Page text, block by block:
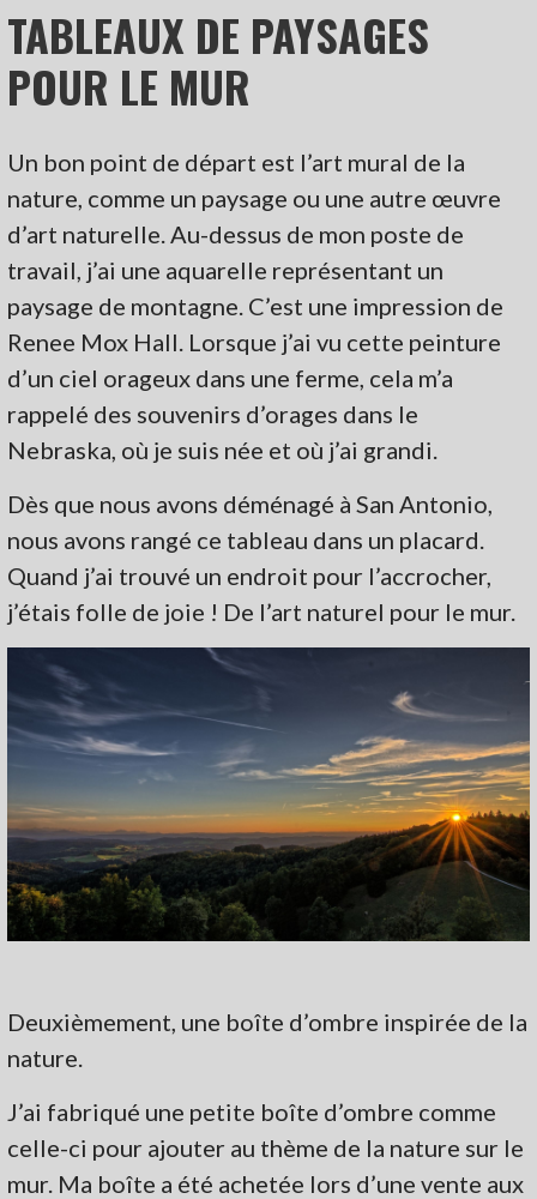
TABLEAUX DE PAYSAGES
POUR LE MUR
Un bon point de départ est l’art mural de la
nature, comme un paysage ou une autre œuvre
d’art naturelle. Au-dessus de mon poste de
travail, j’ai une aquarelle représentant un
paysage de montagne. C’est une impression de
Renee Mox Hall. Lorsque j’ai vu cette peinture
d’un ciel orageux dans une ferme, cela m’a
rappelé des souvenirs d’orages dans le
Nebraska, où je suis née et où j’ai grandi.
Dès que nous avons déménagé à San Antonio,
nous avons rangé ce tableau dans un placard.
Quand j’ai trouvé un endroit pour l’accrocher,
j’étais folle de joie ! De l’art naturel pour le mur.
Deuxièmement, une boîte d’ombre inspirée de la
nature.
J’ai fabriqué une petite boîte d’ombre comme
celle-ci pour ajouter au thème de la nature sur le
mur. Ma boîte a été achetée lors d’une vente aux